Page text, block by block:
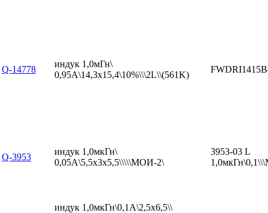
Q-14778
индук 1,0мГн\
0,95А\14,3x15,4\10%\\\2L\\(561K)
Q-3953
индук 1,0мкГн\
0,05А\5,5x3x5,5\\\\\МОИ-2\
3953-03 L
индук 1,0мкГн\0,1А\2,5x6,5\\